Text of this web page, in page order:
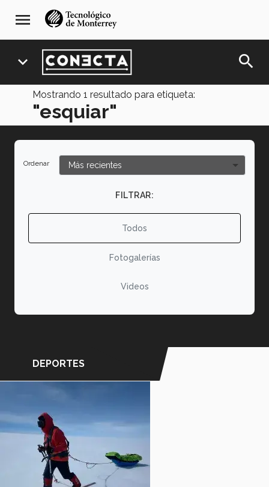
navegación
principal
menu
expand_more search
Mostrando 1 resultado para etiqueta:
"esquiar"
Ordenar
FILTRAR:
Todos
Fotogalerías
Videos
DEPORTES